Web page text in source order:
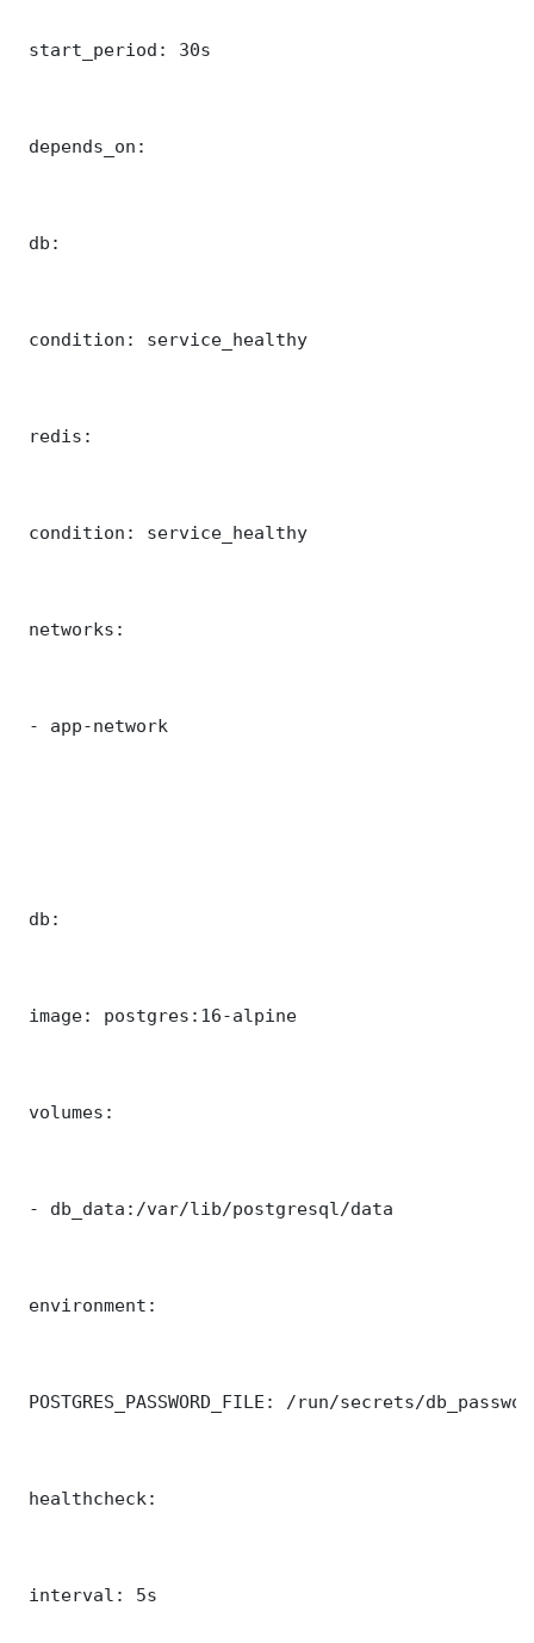
start_period: 30s
depends_on:
db:
condition: service_healthy
redis:
condition: service_healthy
networks:
- app-network
db:
image: postgres:16-alpine
volumes:
- db_data:/var/lib/postgresql/data
environment:
POSTGRES_PASSWORD_FILE: /run/secrets/
healthcheck:
interval: 5s